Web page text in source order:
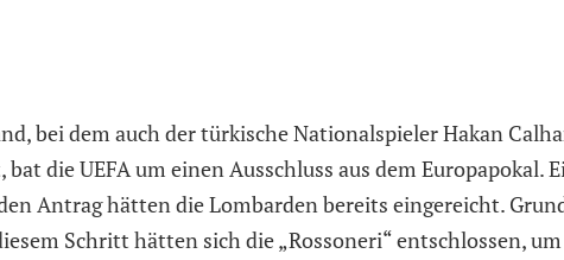
bei dem auch der türkische Nationalspieler Hakan
die UEFA um einen Ausschluss aus dem Europapokal.
Antrag hätten die Lombarden bereits eingereicht.
Schritt hätten sich die „Rossoneri“ entschlossen,